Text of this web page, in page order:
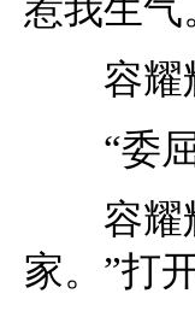
惹我生气
容耀辉
“委屈
容耀辉
家。”打